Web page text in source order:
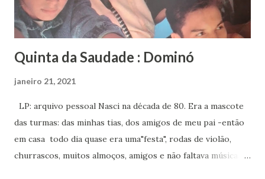
nossas mãos / nossa boa vontade / para contar do amor
para toda a humanidade”. Irú, título da...
Quinta da Saudade : Dominó
janeiro 21, 2021
LP: arquivo pessoal Nasci na década de 80. Era a mascote
das turmas: das minhas tias, dos amigos de meu pai -então
em casa todo dia quase era uma"festa", rodas de violão,
churrascos, muitos almoços, amigos e não faltava música.